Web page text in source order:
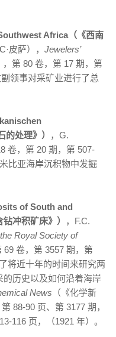
Africa（《西南
皮萨）， Jewelers’
，第 80 卷，第 17 期，第
领事对采矿业进行了总
处理》）
，G.
卷，第 20 期，第 507-
比亚海岸沉积物中发掘
of South and
冲积矿床》）
，F.C.
Royal Society of
69 卷，第 3557 期，第
将近十年的时间来研究两
历史以及如何沿着海岸
News （《化学新
88-90 页、第 3177 期，
116 页，（1921 年）。